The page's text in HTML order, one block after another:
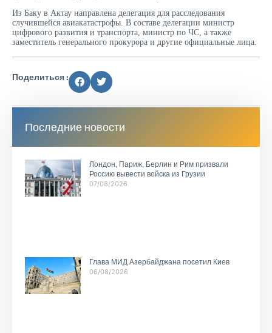
Из Баку в Актау направлена делегация для расследования
случившейся авиакатастрофы. В составе делегации министр
цифрового развития и транспорта, министр по ЧС, а также
заместитель генерального прокурора и другие официальные лица.
Поделиться :
Последние новости
Лондон, Париж, Берлин и Рим призвали
Россию вывести войска из Грузии
07/08/2026
Глава МИД Азербайджана посетил Киев
06/08/2026